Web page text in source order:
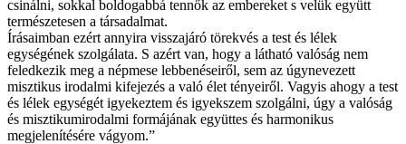
csinálni, sokkal boldogabbá tennők az embereket s velük együtt
természetesen a társadalmat.
Írásaimban ezért annyira visszajáró törekvés a test és lélek
egységének szolgálata. S azért van, hogy a látható valóság nem
feledkezik meg a népmese lebbenéseiről, sem az úgynevezett
misztikus irodalmi kifejezés a való élet tényeiről. Vagyis ahogy a test
és lélek egységét igyekeztem és igyekszem szolgálni, úgy a valóság
és misztikumirodalmi formájának együttes és harmonikus
megjelenítésére vágyom.”